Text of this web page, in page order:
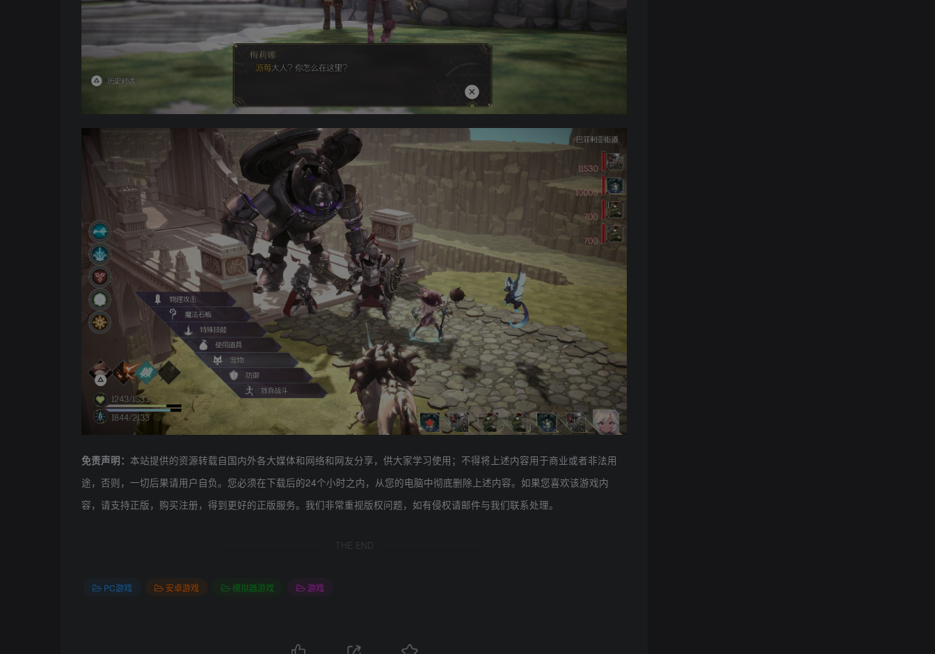
免责声明： 本站提供的资源转载自国内外各大媒体和网络和网友分享，供大家学习使用；不得将上述内容用于商业或者非法用
途，否则，一切后果请用户自负。您必须在下载后的24个小时之内，从您的电脑中彻底删除上述内容。如果您喜欢该游戏内
容，请支持正版，购买注册，得到更好的正版服务。我们非常重视版权问题，如有侵权请邮件与我们联系处理。
THE END
PC游戏 安卓游戏 模拟器游戏 游戏